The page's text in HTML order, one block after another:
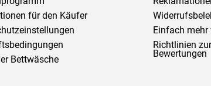
für den Käufer
Bettwäsche
Einfach mehr
Richtlinien
Bewertungen